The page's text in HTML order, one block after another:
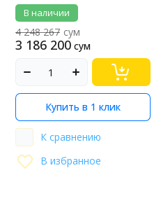
В наличии
4 248 267 сум
3 186 200 сум
Купить в 1 клик
К сравнению
В избранное